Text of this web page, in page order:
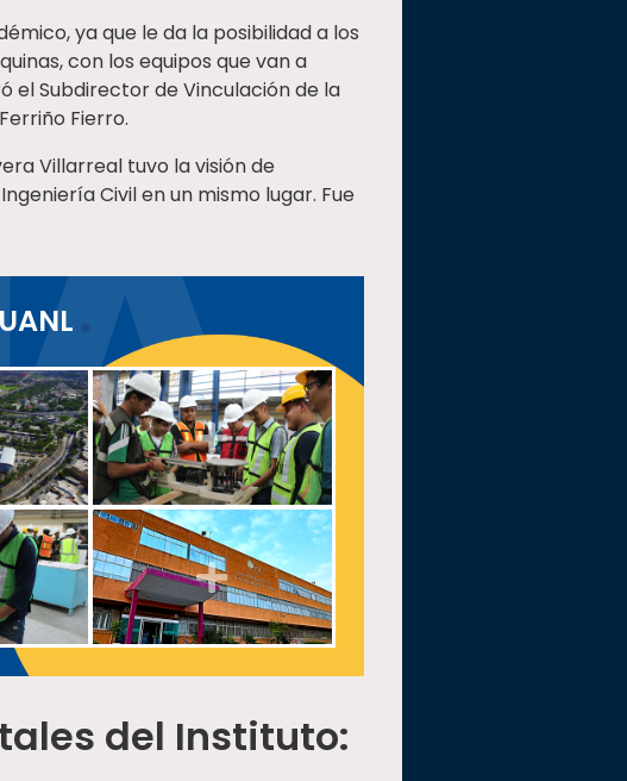
ya que le da la posibilidad a los
con los equipos que van a
el Subdirector de Vinculación de la
Fierro.
Villarreal tuvo la visión de
Civil en un mismo lugar. Fue
del Instituto: